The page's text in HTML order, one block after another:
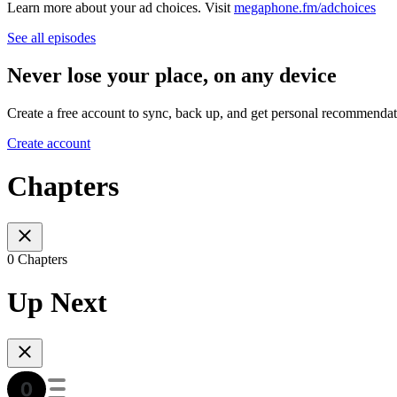
Learn more about your ad choices. Visit megaphone.fm/adchoices
See all episodes
Never lose your place, on any device
Create a free account to sync, back up, and get personal
Create account
Chapters
0 Chapters
Up Next